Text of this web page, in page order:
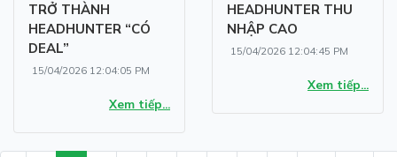
TRỞ THÀNH
HEADHUNTER “CÓ
DEAL”
15/04/2026 12:04:05 PM
Xem tiếp...
HEADHUNTER THU
NHẬP CAO
15/04/2026 12:04:45 PM
Xem tiếp...